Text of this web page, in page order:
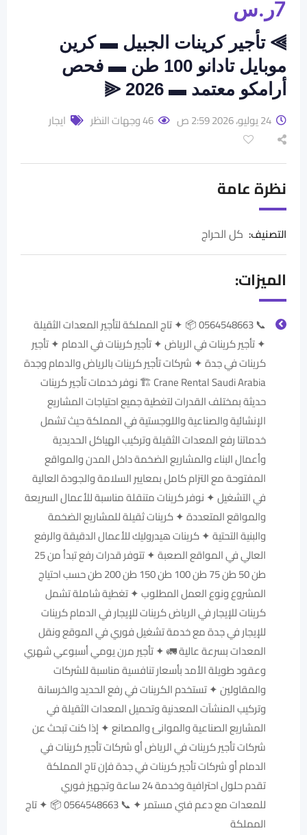
7ر.س
​⫸ تأجير كرينات الجبيل ▬ كرين
موبايل تادانو 100 طن ▬ فحص
أرامكو معتمد ▬ 2026 ⫷
24 يوليو، 2026 2:59 ص 46 وجهات النظر ايجار
نظرة عامة
التصنيف: كل الحراج
الميزات:
📞 0564548663 📦 ✦ تاج المملكة لتأجير المعدات الثقيلة
✦ تأجير كرينات في الرياض ✦ تأجير كرينات في الدمام ✦ تأجير
كرينات في جدة ✦ شركات تأجير كرينات بالرياض والدمام وجدة
Crane Rental Saudi Arabia 🏗️ نوفر خدمات تأجير كرينات
حديثة بمختلف القدرات لتغطية جميع احتياجات المشاريع
الإنشائية والصناعية واللوجستية في المملكة حيث تشمل
خدماتنا رفع المعدات الثقيلة وتركيب الهياكل الحديدية
وأعمال البناء والمشاريع الضخمة داخل المدن والمواقع
المفتوحة مع التزام كامل بمعايير السلامة والجودة العالية
في التشغيل ✦ نوفر كرينات متنقلة مناسبة للأعمال السريعة
والمواقع المتعددة ✦ كرينات ثقيلة للمشاريع الضخمة
والبنية التحتية ✦ كرينات هيدروليك للأعمال الدقيقة والرفع
العالي في المواقع الصعبة ✦ تتوفر قدرات رفع تبدأ من 25
طن 50 طن 75 طن 100 طن 150 طن 200 طن حسب احتياج
المشروع ونوع العمل المطلوب ✦ تغطية شاملة تشمل
كرينات للإيجار في الرياض كرينات للإيجار في الدمام كرينات
للإيجار في جدة مع خدمة تشغيل فوري في الموقع ونقل
المعدات بسرعة عالية 🚛 ✦ تأجير مرن يومي أسبوعي شهري
وعقود طويلة الأمد بأسعار تنافسية مناسبة للشركات
والمقاولين ✦ تستخدم الكرينات في رفع الحديد والخرسانة
وتركيب المنشآت المعدنية وتحميل المعدات الثقيلة في
المشاريع الصناعية والموانئ والمصانع ✦ إذا كنت تبحث عن
شركات تأجير كرينات في الرياض أو شركات تأجير كرينات في
الدمام أو شركات تأجير كرينات في جدة فإن تاج المملكة
تقدم حلول احترافية وخدمة 24 ساعة وتجهيز فوري
للمعدات مع دعم فني مستمر ✦ 📞 0564548663 📦 ✦ تاج
المملكة